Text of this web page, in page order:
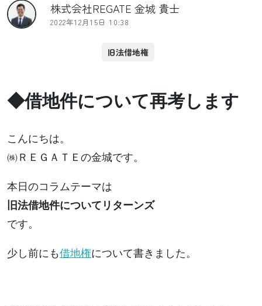
株式会社REGATE 金城 貴士
2022年12月15日 10:38
旧法借地権
◆借地件について再考します
こんにちは。
㈱ＲＥＧＡＴＥの金城です。
本日のコラムテーマは
旧法借地件についてリターンズ
です。
少し前にも借地権について書きました。